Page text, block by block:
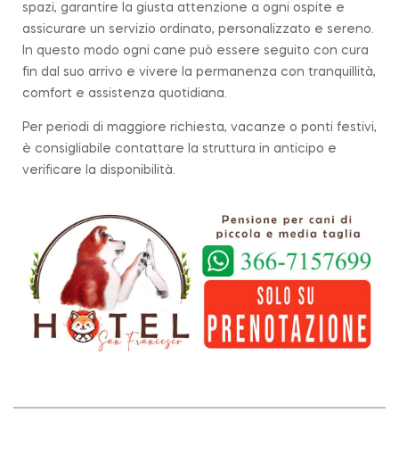
spazi, garantire la giusta attenzione a ogni ospite e
assicurare un servizio ordinato, personalizzato e sereno.
In questo modo ogni cane può essere seguito con cura
fin dal suo arrivo e vivere la permanenza con tranquillità,
comfort e assistenza quotidiana.
Per periodi di maggiore richiesta, vacanze o ponti festivi,
è consigliabile contattare la struttura in anticipo e
verificare la disponibilità.